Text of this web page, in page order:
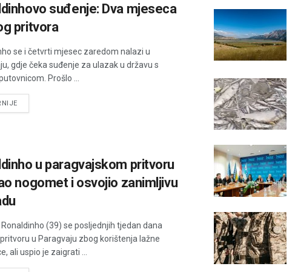
suđenje: Dva mjeseca
pritvora
se i četvrti mjesec zaredom nalazi u
gdje čeka suđenje za ulazak u državu s
Prošlo ...
DETAILS
u paragvajskom pritvoru
nogomet i osvojio zanimljivu
(39) se posljednjih tjedan dana
u Paragvaju zbog korištenja lažne
ali uspio je zaigrati ...